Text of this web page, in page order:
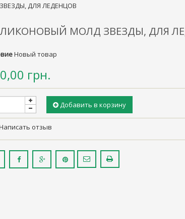
ДЛЯ ЛЕДЕНЦОВ
МОЛД ЗВЕЗДЫ, ДЛЯ
Новый товар
грн.
Добавить в корзину
отзыв